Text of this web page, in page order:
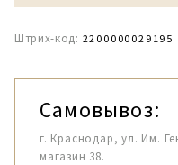
Штрих-код: 2200000029195
Самовывоз:
г. Краснодар, ул. Им.
магазин 38.